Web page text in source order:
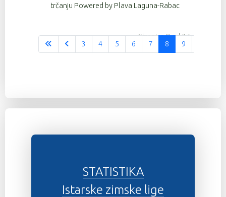
trčanju Powered by Plava Laguna-Rabac
Stranica 8 od 37
3
4 5 6 7 8 9
STATISTIKA
Istarske zimske lige